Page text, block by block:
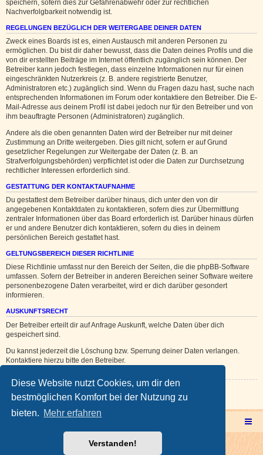
Diese Website nutzt Cookies, um dir den
bestmöglichen Komfort bei der Nutzung zu
bieten. Mehr erfahren
Verstanden!
speichern, sofern dies zur Gefahrenabwehr oder zur rechtlichen
Nachverfolgbarkeit notwendig ist.
REGELUNGEN BEZÜGLICH DER WEITERGABE DEINER DATEN
Zweck eines Boards ist es, einen Austausch mit anderen Personen zu
ermöglichen. Du bist dir daher bewusst, dass die Daten deines Profils und die
von dir erstellten Beiträge im Internet öffentlich zugänglich sein können. Der
Betreiber kann jedoch festlegen, dass einzelne Informationen nur für einen
eingeschränkten Nutzerkreis (z. B. andere registrierte Benutzer,
Administratoren etc.) zugänglich sind. Wenn du Fragen dazu hast, suche nach
entsprechenden Informationen im Forum oder kontaktiere den Betreiber. Die E-
Mail-Adresse aus deinem Profil ist dabei jedoch nur für den Betreiber und von
ihm beauftragte Personen (Administratoren) zugänglich.
Andere als die oben genannten Daten wird der Betreiber nur mit deiner
Zustimmung an Dritte weitergeben. Dies gilt nicht, sofern er auf Grund
gesetzlicher Regelungen zur Weitergabe der Daten (z. B. an
Strafverfolgungsbehörden) verpflichtet ist oder die Daten zur Durchsetzung
rechtlicher Interessen erforderlich sind.
GESTATTUNG DER KONTAKTAUFNAHME
Du gestattest dem Betreiber darüber hinaus, dich unter den von dir
angegebenen Kontaktdaten zu kontaktieren, sofern dies zur Übermittlung
zentraler Informationen über das Board erforderlich ist. Darüber hinaus dürfen
er und andere Benutzer dich kontaktieren, sofern du dies in deinem
persönlichen Bereich gestattet hast.
GELTUNGSBEREICH DIESER RICHTLINIE
Diese Richtlinie umfasst nur den Bereich der Seiten, die die phpBB-Software
umfassen. Sofern der Betreiber in anderen Bereichen seiner Software weitere
personenbezogene Daten verarbeitet, wird er dich darüber gesondert
informieren.
AUSKUNFTSRECHT
Der Betreiber erteilt dir auf Anfrage Auskunft, welche Daten über dich
gespeichert sind.
Du kannst jederzeit die Löschung bzw. Sperrung deiner Daten verlangen.
Kontaktiere hierzu bitte den Betreiber.
Zurück zur vorherigen Seite
Powered byphpBB® Forum Software © phpBB Limited
phpBB.de